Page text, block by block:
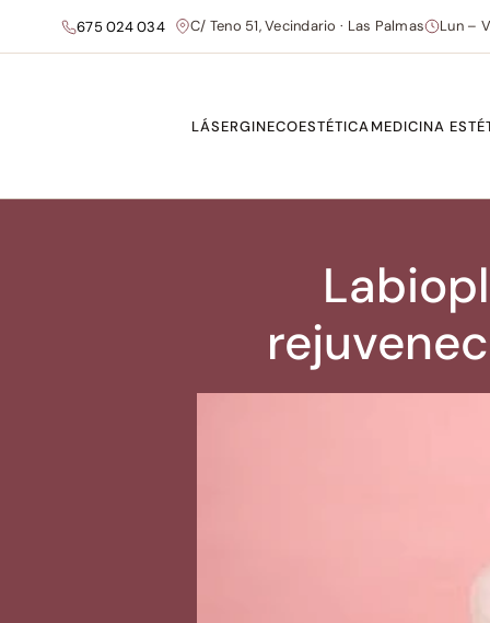
675 024 034 C/ Teno 51, Vecindario · Las Palmas Lun –
LÁSERGINECOESTÉTICAMEDICINA